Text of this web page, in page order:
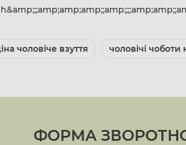
чоловіче взуття чоловічі чоботи
ФОРМА